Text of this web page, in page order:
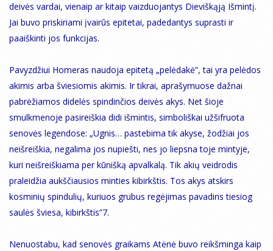
deivės vardai, vienaip ar kitaip vaizduojantys Dieviškąją Išmintį.
Jai buvo priskiriami įvairūs epitetai, padedantys suprasti ir
paaiškinti jos funkcijas.
Pavyzdžiui Homeras naudoja epitetą „pelėdakė”, tai yra pelėdos
akimis arba šviesiomis akimis. Ir tikrai, aprašymuose dažnai
pabrėžiamos didelės spindinčios deivės akys. Net šioje
smulkmenoje pasireiškia didi išmintis, simboliškai užšifruota
senovės legendose: „Ugnis… pastebima tik akyse, žodžiai jos
neišreiškia, negalima jos nupiešti, nes jo liepsna toje mintyje,
kuri neišreiškiama per kūnišką apvalkalą. Tik akių veidrodis
praleidžia aukščiausios minties kibirkštis. Tos akys atskirs
kosminių spindulių, kuriuos grubus regėjimas pavadins tiesiog
saulės šviesa, kibirkštis”7.
Nenuostabu, kad senovės graikams Atėnė buvo reikšminga kaip